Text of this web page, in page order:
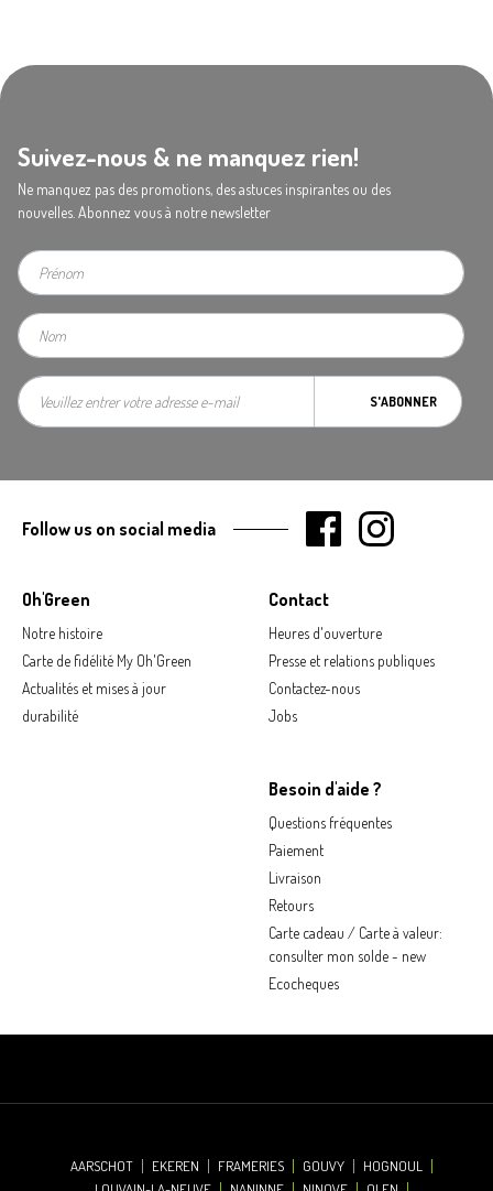
Suivez-nous & ne manquez rien!
Ne manquez pas des promotions, des astuces inspirantes ou des
nouvelles. Abonnez vous à notre newsletter
S'ABONNER
Oh'Green
Notre histoire
Carte de fidélité My Oh'Green
Actualités et mises à jour
durabilité
Contact
Heures d'ouverture
Presse et relations publiques
Contactez-nous
Jobs
Besoin d'aide ?
Questions fréquentes
Paiement
Livraison
Retours
Carte cadeau / Carte à valeur:
consulter mon solde - new
Ecocheques
Follow us on social media
AARSCHOT EKEREN FRAMERIES GOUVY
HOGNOUL